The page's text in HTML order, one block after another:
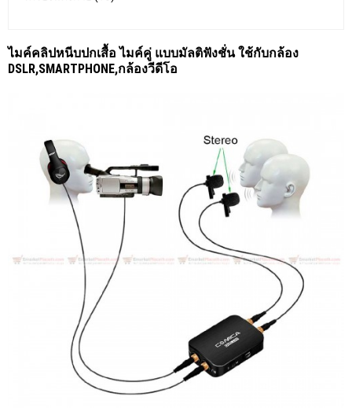
ไมค์คลิปหนีบปกเสื้อ ไมค์คู่ แบบมัลติฟังชั่น ใช้กับกล้อง
DSLR,SMARTPHONE,กล้องวีดีโอ